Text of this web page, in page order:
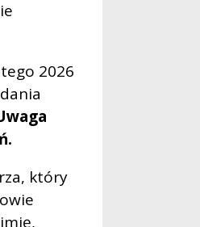
2026
który